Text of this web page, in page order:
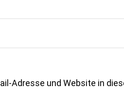
Adresse und Website in